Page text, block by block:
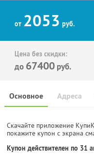
от 2053 руб.
Цена без скидки:
до 67400 руб.
Основное Адреса
Скачайте приложение
покажите купон с экрана
Купон действителен по 31